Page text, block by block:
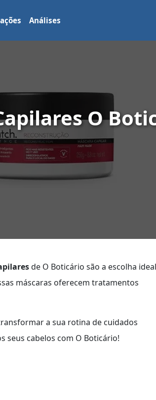
Análises
O
de O Boticário são a escolha
máscaras oferecem tratamentos
a sua rotina de cuidados
seus cabelos com O Boticário!